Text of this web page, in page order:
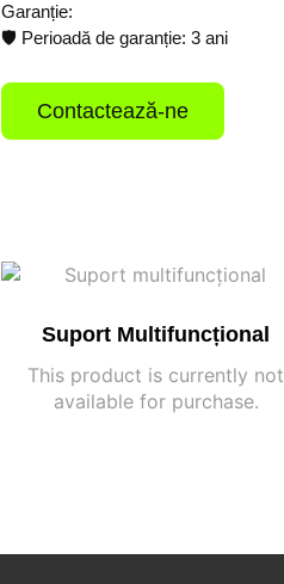
Garanție:
🛡 Perioadă de garanție: 3 ani
Contactează-ne
Suport Multifuncțional
This product is currently not
available for purchase.